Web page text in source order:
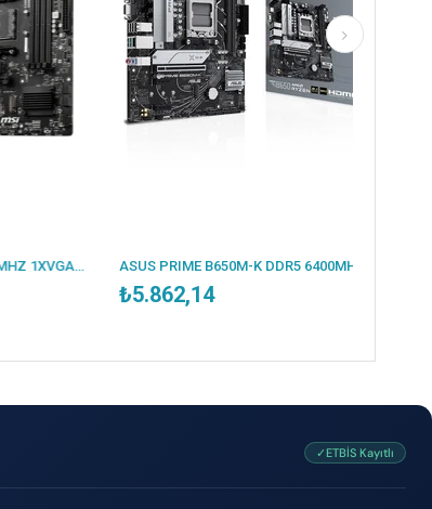
MSI B550M PRO-VDH DDR4 4400MHZ 1XVGA 1XHDMI 1XDP 2XM.2 USB 3.2 MATX AM4 (AMD 5000/4000G/3000 SERİLERİ İLE UYUMLU) ASUS PRIME B650M-K DDR5 6400MHZ 1XVGA 1XHDMI 2XM.2 USB 3.2 MATX AM5 (AMD AM5 9000/8000/7000 SERİLERİ İLE UYUMLU)
₺5.862,14
✓ETBİS Kayıtlı